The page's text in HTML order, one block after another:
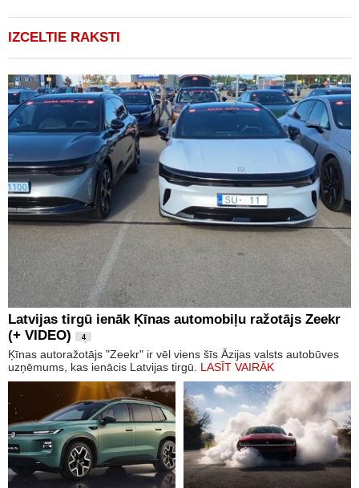
IZCELTIE RAKSTI
Latvijas tirgū ienāk Ķīnas automobiļu ražotājs Zeekr
(+ VIDEO)
4
Ķīnas autoražotājs "Zeekr" ir vēl viens šīs Āzijas valsts autobūves
uzņēmums, kas ienācis Latvijas tirgū. LASĪT VAIRĀK